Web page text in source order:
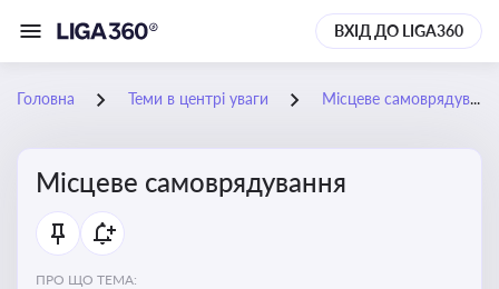
ВХІД ДО LIGA360
Головна Теми в центрі уваги Місцеве самоврядування
Місцеве самоврядування
ПРО ЩО ТЕМА: